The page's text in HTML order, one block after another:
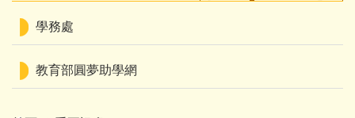
學務處
教育部圓夢助學網